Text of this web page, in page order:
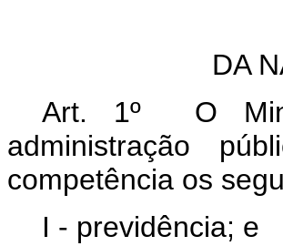
DA
Art. 1º O
administração
competência os
I - previdência; e